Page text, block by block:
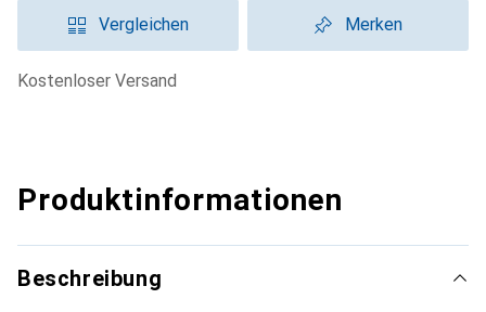
Vergleichen Merken
kostenloser Versand
Produktinformationen
Beschreibung